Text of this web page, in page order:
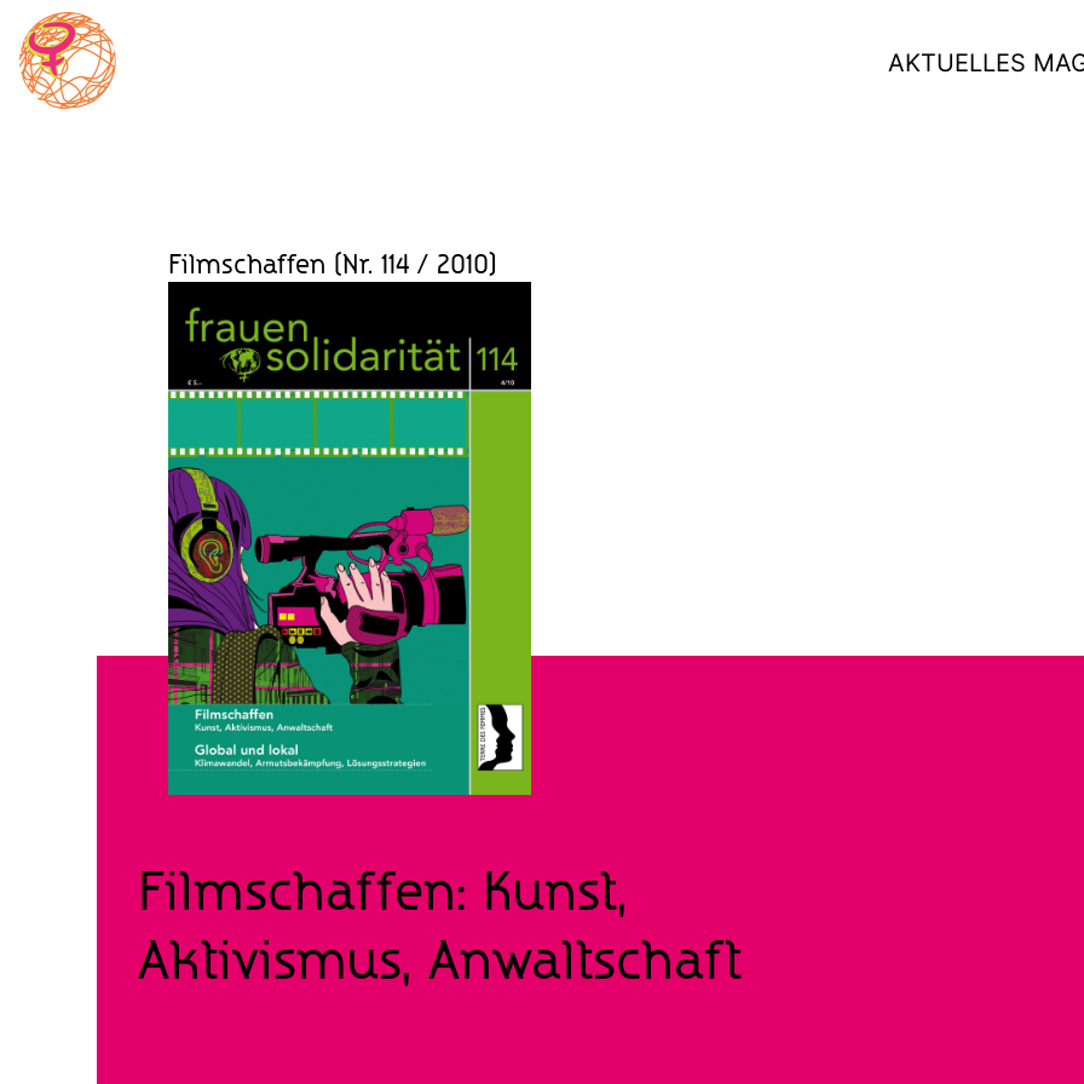
Skip
content
AKTUELLES
Filmschaffen (Nr. 114 / 2010)
Filmschaffen: Kunst,
Aktivismus, Anwaltschaft